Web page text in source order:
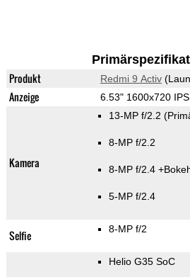
Produkt Redmi 9 Activ
Anzeige 6.53" 1600x720
Kamera
13-MP f/2.2
8-MP f/2.2
8-MP f/2.4
5-MP f/2.4
Selfie 8-MP f/2
Helio G35 SoC